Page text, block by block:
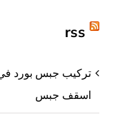
rss
اسقف جبس